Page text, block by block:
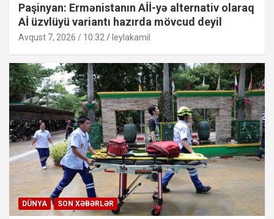
Paşinyan: Ermənistanın Aİİ-yə alternativ olaraq
Aİ üzvlüyü variantı hazırda mövcud deyil
Avqust 7, 2026 / 10:32 leylakamil
DÜNYA SON XƏBƏRLƏR